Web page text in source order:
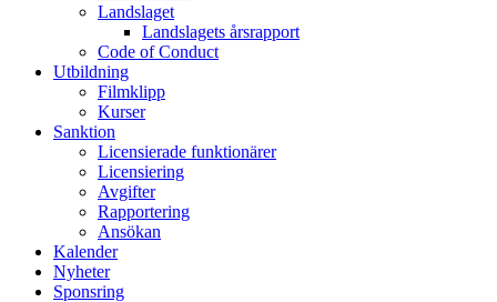
Landslaget
Landslagets årsrapport
Code of Conduct
Utbildning
Filmklipp
Kurser
Sanktion
Licensierade funktionärer
Licensiering
Avgifter
Rapportering
Ansökan
Kalender
Nyheter
Sponsring